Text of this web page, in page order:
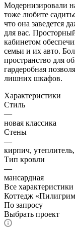
Модернизировали
тоже любите
что она заведется
для вас.
кабинетом
семьи и их авто.
пространство для
гардеробная
лишних шкафов.
Характеристики
Стиль
—
новая классика
Стены
—
кирпич,
Тип кровли
—
мансардная
Все характеристики
Коттедж
По запросу
Выбрать проект